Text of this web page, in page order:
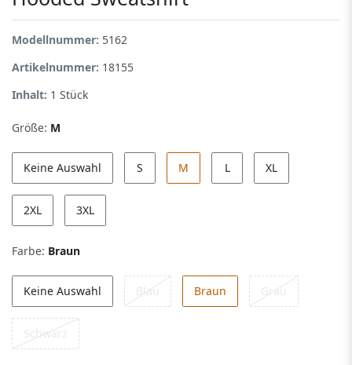
Modellnummer: 5162
Artikelnummer: 18155
Inhalt: 1 Stück
Größe: M
Keine Auswahl S M L XL
2XL 3XL
Farbe: Braun
Keine Auswahl Blau Braun Grau
Schwarz